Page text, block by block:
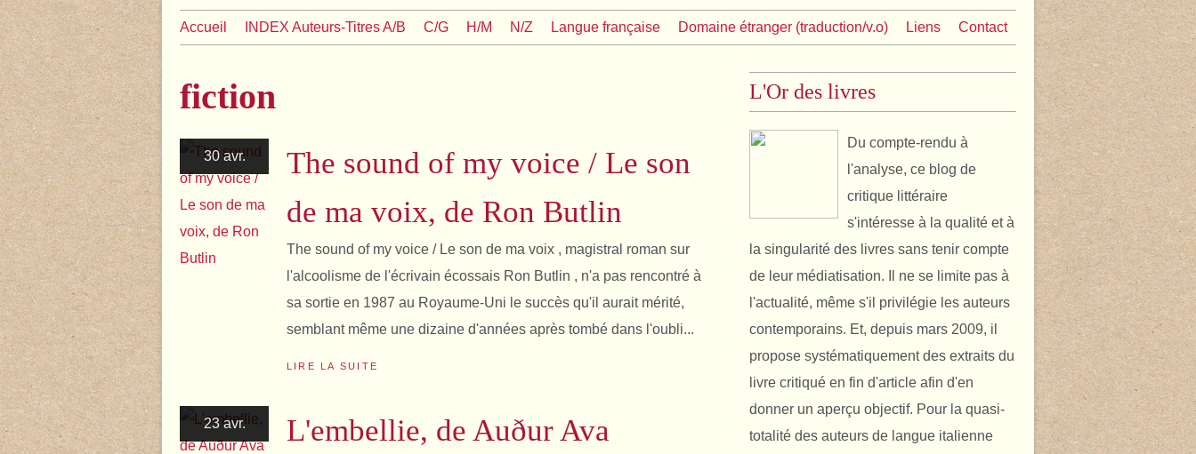
Accueil INDEX Auteurs-Titres A/B C/G H/M N/Z Langue française Domaine étranger (traduction/v.o) Liens Contact
fiction
30 avr.
The sound of my voice / Le son
de ma voix, de Ron Butlin
The sound of my voice / Le son de ma voix , magistral roman sur
l'alcoolisme de l'écrivain écossais Ron Butlin , n'a pas rencontré à
sa sortie en 1987 au Royaume-Uni le succès qu'il aurait mérité,
semblant même une dizaine d'années après tombé dans l'oubli...
LIRE LA SUITE
23 avr.
L'embellie, de Auður Ava
L'Or des livres
Du compte-rendu à
l'analyse, ce blog de
critique littéraire
s'intéresse à la qualité et à
la singularité des livres sans tenir compte
de leur médiatisation. Il ne se limite pas à
l'actualité, même s'il privilégie les auteurs
contemporains. Et, depuis mars 2009, il
propose systématiquement des extraits du
livre critiqué en fin d'article afin d'en
donner un aperçu objectif. Pour la quasi-
totalité des auteurs de langue italienne